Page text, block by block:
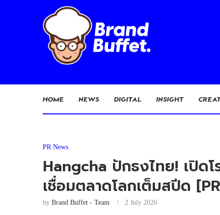
HOME NEWS DIGITAL INSIGHT
PR News
Hangcha ปักธงไทย! เปิด
เชื่อมตลาดโลกเต็มสปีด
by Brand Buffet - Team 2 July 2026